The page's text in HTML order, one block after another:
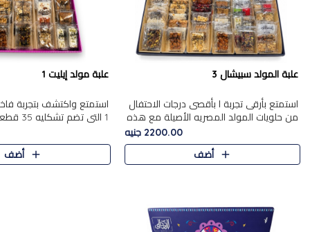
علبة المولد سبيشال 3
استمتع بأرقى تجربة ا بأقصى درجات الاحتفال
من حلويات المولد المصريه الأصيلة مع هذه
الفخامة مع علبة سبيشال 3 التي تضم 56
قطعة من تشكيلة استثن..
2200.00 جنيه
أضف
علبة مولد إيليت 1
استمتع واكتشف بتجربة
1 التي
حلويات المولد المصري
بشكل جميل في علبة
أضف